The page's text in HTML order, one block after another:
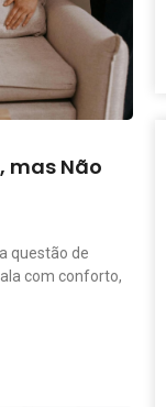
mas Não
questão de
com conforto,